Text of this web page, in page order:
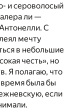
и сероволосый
ли —
С
мечту
в небольшие
честь», но
Я полагаю, что
время была бы
если